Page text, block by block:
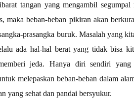
tangan yang mengambil
maka beban-beban pikiran akan
prasangka buruk. Masalah yang
ada hal-hal berat yang tidak bisa
jeda. Hanya diri sendiri
melepaskan beban-beban dalam
yang sehat dan pandai bersyukur.